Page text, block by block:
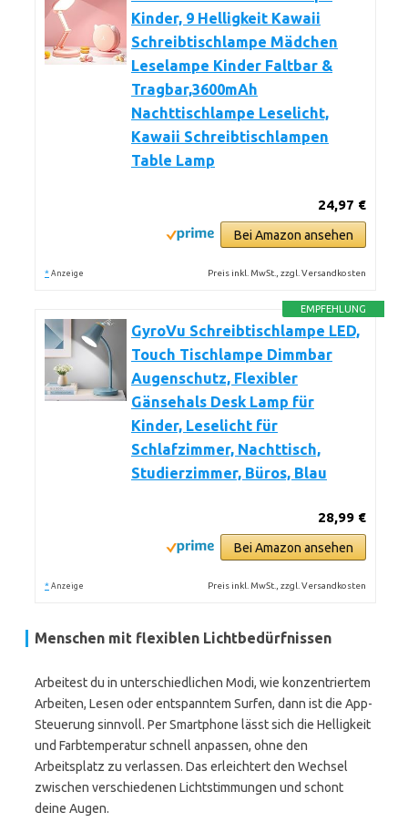
Kinder, 9 Helligkeit Kawaii
Schreibtischlampe Mädchen
Leselampe Kinder Faltbar &
Tragbar,3600mAh
Nachttischlampe Leselicht,
Kawaii Schreibtischlampen
Table Lamp
24,97 €
Bei Amazon ansehen
* Anzeige Preis inkl. MwSt., zzgl. Versandkosten
EMPFEHLUNG
GyroVu Schreibtischlampe LED,
Touch Tischlampe Dimmbar
Augenschutz, Flexibler
Gänsehals Desk Lamp für
Kinder, Leselicht für
Schlafzimmer, Nachttisch,
Studierzimmer, Büros, Blau
28,99 €
Bei Amazon ansehen
* Anzeige Preis inkl. MwSt., zzgl. Versandkosten
Menschen mit flexiblen Lichtbedürfnissen
Arbeitest du in unterschiedlichen Modi, wie konzentriertem
Arbeiten, Lesen oder entspanntem Surfen, dann ist die App-
Steuerung sinnvoll. Per Smartphone lässt sich die Helligkeit
und Farbtemperatur schnell anpassen, ohne den
Arbeitsplatz zu verlassen. Das erleichtert den Wechsel
zwischen verschiedenen Lichtstimmungen und schont
deine Augen.